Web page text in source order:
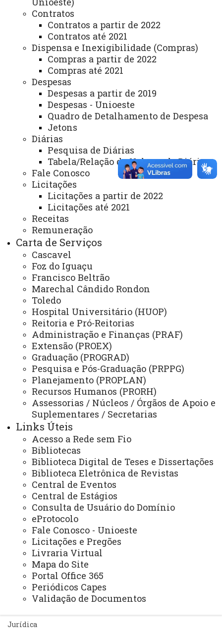
Contratos
Contratos a partir de 2022
Contratos até 2021
Dispensa e Inexigibilidade (Compras)
Compras a partir de 2022
Compras até 2021
Despesas
Despesas a partir de 2019
Despesas - Unioeste
Quadro de Detalhamento de Despesa
Jetons
Diárias
Pesquisa de Diárias
Tabela/Relação de Valores de Diárias
Fale Conosco
Licitações
Licitações a partir de 2022
Licitações até 2021
Receitas
Remuneração
Carta de Serviços
Cascavel
Foz do Iguaçu
Francisco Beltrão
Marechal Cândido Rondon
Toledo
Hospital Universitário (HUOP)
Reitoria e Pró-Reitorias
Administração e Finanças (PRAF)
Extensão (PROEX)
Graduação (PROGRAD)
Pesquisa e Pós-Graduação (PRPPG)
Planejamento (PROPLAN)
Recursos Humanos (PRORH)
Assessorias / Núcleos / Órgãos de Apoio e
Suplementares / Secretarias
Links Úteis
Acesso a Rede sem Fio
Bibliotecas
Biblioteca Digital de Teses e Dissertações
Biblioteca Eletrônica de Revistas
Central de Eventos
Central de Estágios
Consulta de Usuário do Domínio
eProtocolo
Fale Conosco - Unioeste
Licitações e Pregões
Livraria Virtual
Mapa do Site
Portal Office 365
Periódicos Capes
Validação de Documentos
ACESSE
Acesso Restrito (Editores do Portal)
Arquivo Virtual
Bibliotecas
Identidade Visual
Mapa do Site
Ouvidoria
Portal Office 365
Sistemas
Webmail
REITORIA
Secretaria Geral
Gabinete Reitoria
Secretaria dos Conselhos Superiores
PRÓ-REITORIAS
Administração e Finanças
Extensão
Graduação
Pesquisa/Pós Graduação
Recursos Humanos
Planejamento
ASSESSORIAS
Assistência Estudantil
Auditoria Interna
Avaliação Institucional
Convênios e Captação de Recursos
Corregedoria da Unioeste
Comunicação Social
Igualdade e Promoção Social
Jurídica